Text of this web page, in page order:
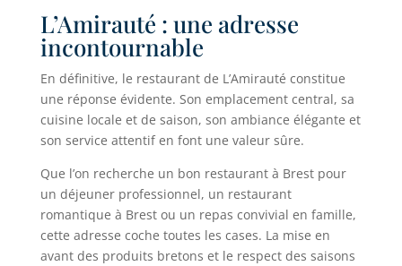
L’Amirauté : une adresse
incontournable
En définitive, le restaurant de L’Amirauté constitue
une réponse évidente. Son emplacement central, sa
cuisine locale et de saison, son ambiance élégante et
son service attentif en font une valeur sûre.
Que l’on recherche un bon restaurant à Brest pour
un déjeuner professionnel, un restaurant
romantique à Brest ou un repas convivial en famille,
cette adresse coche toutes les cases. La mise en
avant des produits bretons et le respect des saisons